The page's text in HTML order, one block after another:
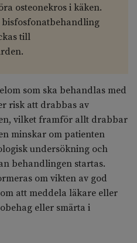
osteonekros i käken.
till
som ska behandlas med
risk att drabbas av
vilket framför allt drabbar
minskar om patienten
undersökning och
behandlingen startas.
om vikten av god
att meddela läkare eller
eller smärta i